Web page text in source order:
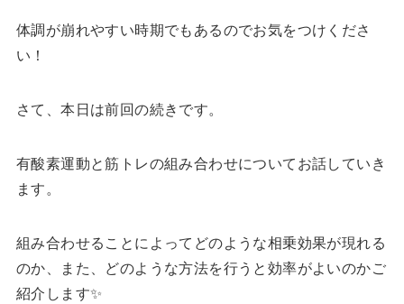
体調が崩れやすい時期でもあるのでお気をつけくださ
い！
さて、本日は前回の続きです。
有酸素運動と筋トレの組み合わせについてお話していき
ます。
組み合わせることによってどのような相乗効果が現れる
のか、また、どのような方法を行うと効率がよいのかご
紹介します✨